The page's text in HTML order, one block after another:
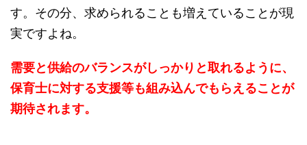
す。その分、求められることも増えていることが現
実ですよね。
需要と供給のバランスがしっかりと取れるように、
保育士に対する支援等も組み込んでもらえることが
期待されます。